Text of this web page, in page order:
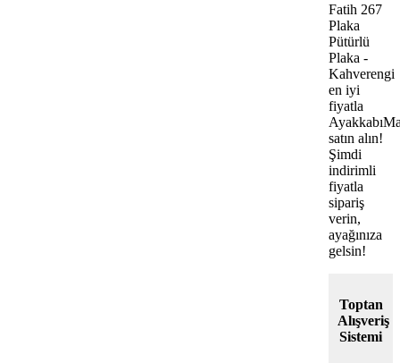
Fatih 267
Plaka
Pütürlü
Plaka -
Kahverengi
en iyi
fiyatla
satın alın!
Şimdi
indirimli
fiyatla
sipariş
verin,
ayağınıza
gelsin!
Toptan
Alışveriş
Sistemi